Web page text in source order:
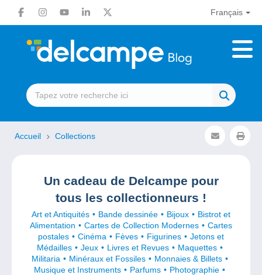
Français
Accueil Collections
Un cadeau de Delcampe pour
tous les collectionneurs !
Art et Antiquités Bande dessinée Bijoux
Bistrot et
Alimentation
Cartes de Collection Modernes
Cartes
postales
Cinéma Fèves Figurines
Jetons et
Médailles
Jeux Livres et Revues
Maquettes
Militaria
Minéraux et Fossiles
Monnaies & Billets
Musique et Instruments
Parfums
Photographie